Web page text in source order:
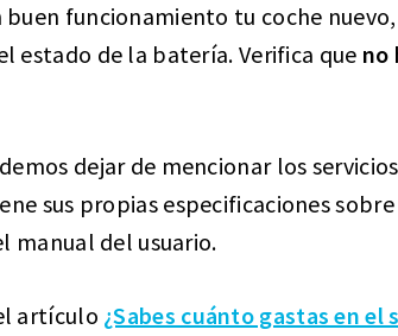
buen funcionamiento tu coche
estado de la batería. Verifica que no
dejar de mencionar los
sus propias especificaciones
manual del usuario.
artículo ¿Sabes cuánto gastas en